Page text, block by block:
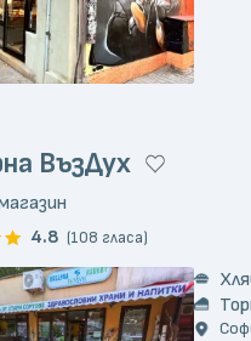
ВъзДух
4.8 (108 гласа)